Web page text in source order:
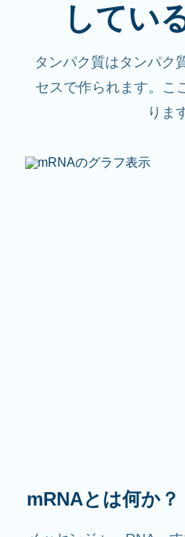
してい
タンパク質はタンパク
セスで作られます。こ
りま
その役割は？